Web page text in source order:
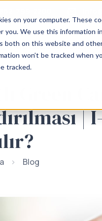
on your computer. These
you. We use this information
both on this website and
won’t be tracked when
tracked.
Green
|
Blog